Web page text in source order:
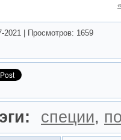
2021 Просмотров: 1659
специи,